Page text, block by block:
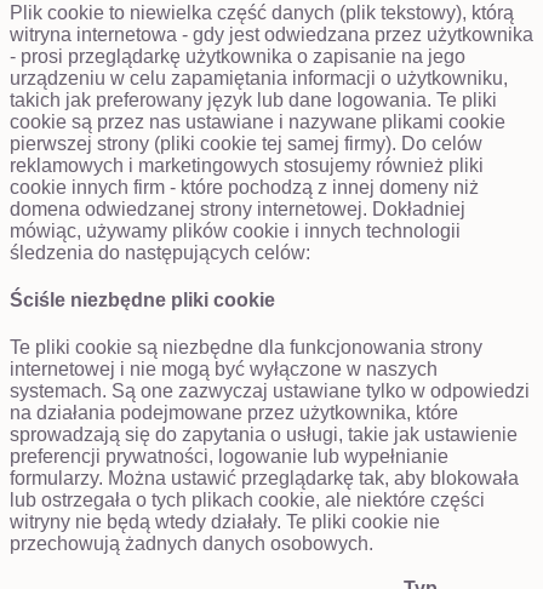
Plik cookie to niewielka część danych (plik tekstowy), którą
witryna internetowa - gdy jest odwiedzana przez użytkownika
- prosi przeglądarkę użytkownika o zapisanie na jego
urządzeniu w celu zapamiętania informacji o użytkowniku,
takich jak preferowany język lub dane logowania. Te pliki
cookie są przez nas ustawiane i nazywane plikami cookie
pierwszej strony (pliki cookie tej samej firmy). Do celów
reklamowych i marketingowych stosujemy również pliki
cookie innych firm - które pochodzą z innej domeny niż
domena odwiedzanej strony internetowej. Dokładniej
mówiąc, używamy plików cookie i innych technologii
śledzenia do następujących celów:
Ściśle niezbędne pliki cookie
Te pliki cookie są niezbędne dla funkcjonowania strony
internetowej i nie mogą być wyłączone w naszych
systemach. Są one zazwyczaj ustawiane tylko w odpowiedzi
na działania podejmowane przez użytkownika, które
sprowadzają się do zapytania o usługi, takie jak ustawienie
preferencji prywatności, logowanie lub wypełnianie
formularzy. Można ustawić przeglądarkę tak, aby blokowała
lub ostrzegała o tych plikach cookie, ale niektóre części
witryny nie będą wtedy działały. Te pliki cookie nie
przechowują żadnych danych osobowych.